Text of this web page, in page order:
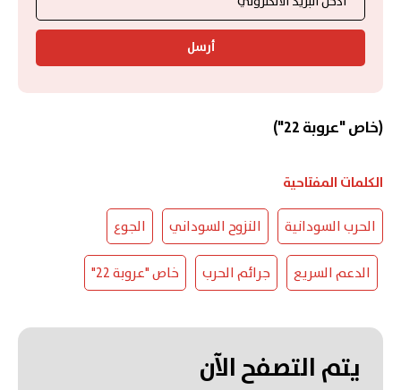
أرسل
(خاص "عروبة 22")
الكلمات المفتاحية
الحرب السودانية النزوح السوداني الجوع
الدعم السريع جرائم الحرب خاص "عروبة 22"
يتم التصفح الآن